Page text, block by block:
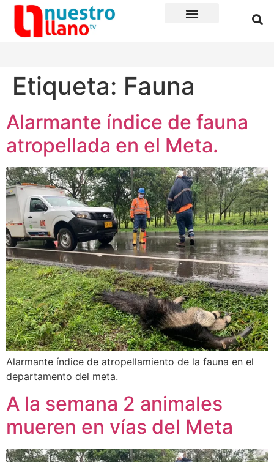
Etiqueta: Fauna
Alarmante índice de fauna
atropellada en el Meta.
Alarmante índice de atropellamiento de la fauna en el
departamento del meta.
A la semana 2 animales
mueren en vías del Meta